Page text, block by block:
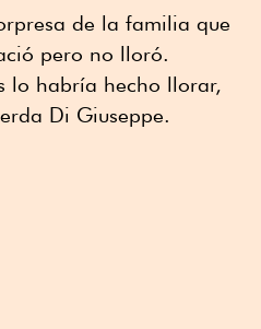
de la familia que
pero no lloró.
lo habría hecho llorar,
Di Giuseppe.